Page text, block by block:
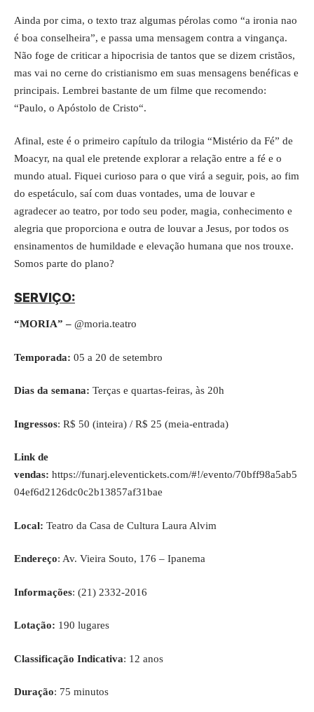
Ainda por cima, o texto traz algumas pérolas como “a ironia nao
é boa conselheira”, e passa uma mensagem contra a vingança.
Não foge de criticar a hipocrisia de tantos que se dizem cristãos,
mas vai no cerne do cristianismo em suas mensagens benéficas e
principais. Lembrei bastante de um filme que recomendo:
“Paulo, o Apóstolo de Cristo“.
Afinal, este é o primeiro capítulo da trilogia “Mistério da Fé” de
Moacyr, na qual ele pretende explorar a relação entre a fé e o
mundo atual. Fiquei curioso para o que virá a seguir, pois, ao fim
do espetáculo, saí com duas vontades, uma de louvar e
agradecer ao teatro, por todo seu poder, magia, conhecimento e
alegria que proporciona e outra de louvar a Jesus, por todos os
ensinamentos de humildade e elevação humana que nos trouxe.
Somos parte do plano?
SERVIÇO:
“MORIA” – @moria.teatro
Temporada: 05 a 20 de setembro
Dias da semana: Terças e quartas-feiras, às 20h
Ingressos: R$ 50 (inteira) / R$ 25 (meia-entrada)
Link de
vendas: https://funarj.eleventickets.com/#!/evento/70bff98a5ab5
04ef6d2126dc0c2b13857af31bae
Local: Teatro da Casa de Cultura Laura Alvim
Endereço: Av. Vieira Souto, 176 – Ipanema
Informações: (21) 2332-2016
Lotação: 190 lugares
Classificação Indicativa: 12 anos
Duração: 75 minutos